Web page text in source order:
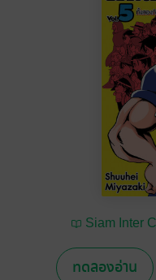
Siam Inter
ทดลองอ่าน